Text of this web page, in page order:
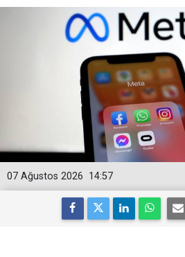
14:57
07 Ağustos 2026